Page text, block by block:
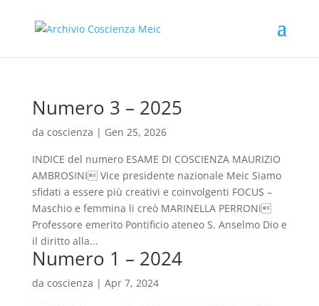
Numero 3 – 2025
da coscienza | Gen 25, 2026
INDICE del numero ESAME DI COSCIENZA MAURIZIO
AMBROSINI Vice presidente nazionale Meic Siamo
sfidati a essere più creativi e coinvolgenti FOCUS –
Maschio e femmina li creò MARINELLA PERRONI
Professore emerito Pontificio ateneo S. Anselmo Dio e
il diritto alla...
Numero 1 – 2024
da coscienza | Apr 7, 2024